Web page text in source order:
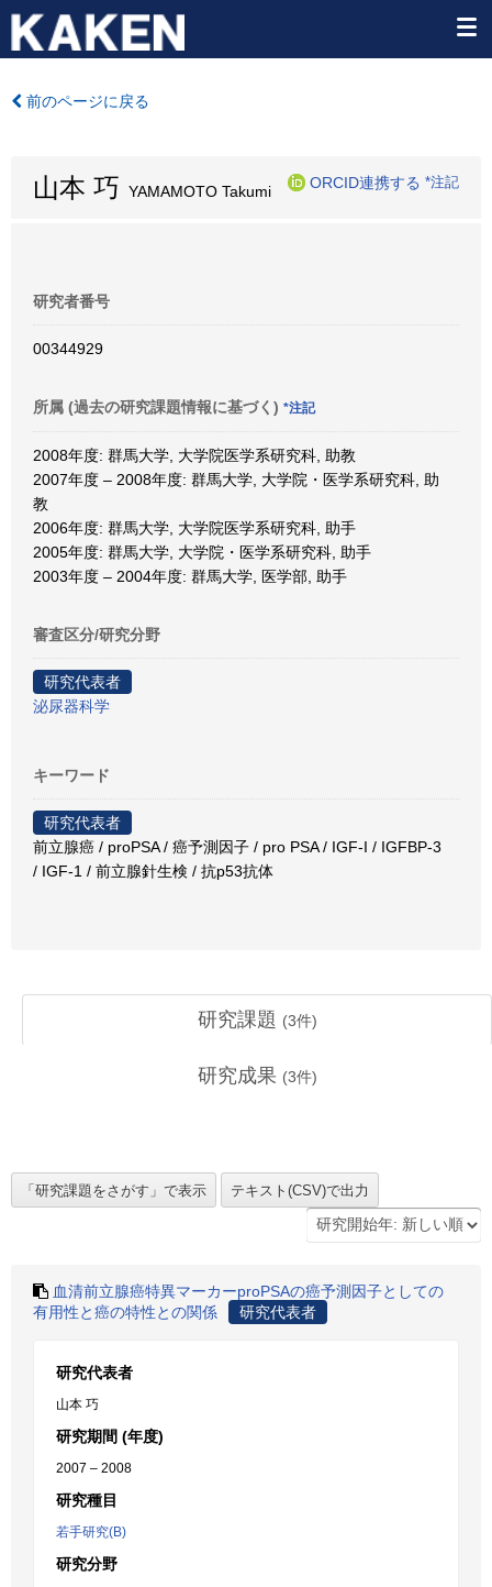
前のページに戻る
山本 巧 YAMAMOTO Takumi
ORCID連携する *注記
研究者番号
00344929
所属 (過去の研究課題情報に基づく) *注記
2008年度: 群馬大学, 大学院医学系研究科, 助教
2007年度 – 2008年度: 群馬大学, 大学院・医学系研究科, 助
教
2006年度: 群馬大学, 大学院医学系研究科, 助手
2005年度: 群馬大学, 大学院・医学系研究科, 助手
2003年度 – 2004年度: 群馬大学, 医学部, 助手
審査区分/研究分野
研究代表者
泌尿器科学
キーワード
研究代表者
前立腺癌 / proPSA / 癌予測因子 / pro PSA / IGF-I / IGFBP-3
/ IGF-1 / 前立腺針生検 / 抗p53抗体
研究課題 (3件)
研究成果 (3件)
血清前立腺癌特異マーカーproPSAの癌予測因子としての
有用性と癌の特性との関係
研究代表者
研究代表者
山本 巧
研究期間 (年度)
2007 – 2008
研究種目
若手研究(B)
研究分野